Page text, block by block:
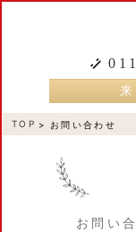
TOP お問い合わせ
お問い